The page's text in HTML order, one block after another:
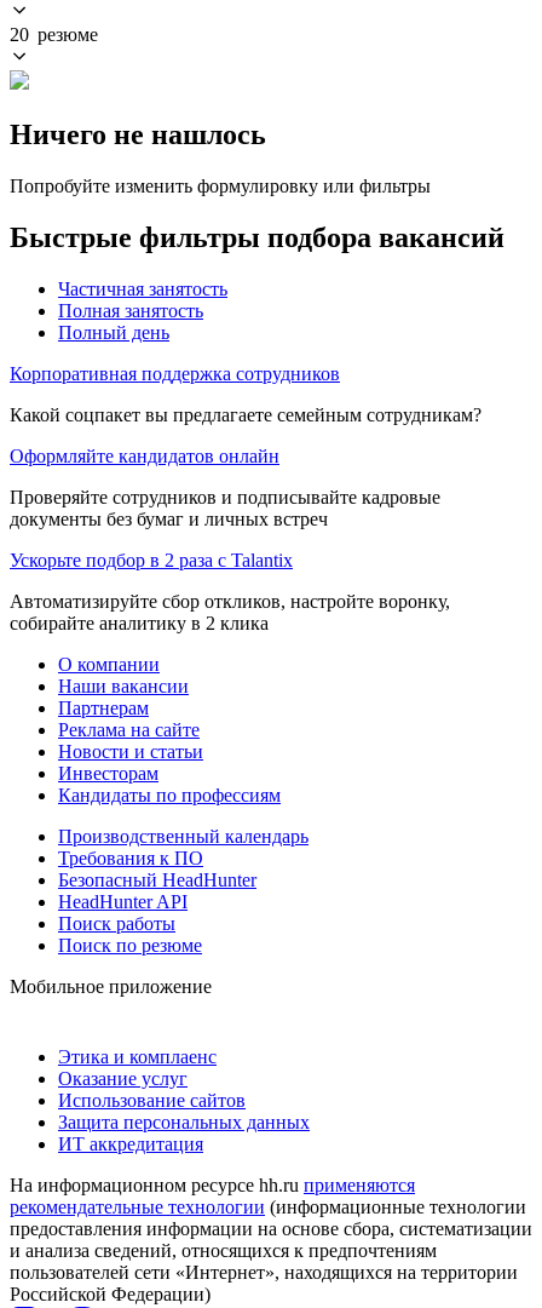
20 резюме
Ничего не нашлось
Попробуйте изменить формулировку или фильтры
Быстрые фильтры подбора вакансий
Частичная занятость
Полная занятость
Полный день
Корпоративная поддержка сотрудников
Какой соцпакет вы предлагаете семейным сотрудникам?
Оформляйте кандидатов онлайн
Проверяйте сотрудников и подписывайте кадровые
документы без бумаг и личных встреч
Ускорьте подбор в 2 раза с Talantix
Автоматизируйте сбор откликов, настройте воронку,
собирайте аналитику в 2 клика
О компании
Наши вакансии
Партнерам
Реклама на сайте
Новости и статьи
Инвесторам
Кандидаты по профессиям
Производственный календарь
Требования к ПО
Безопасный HeadHunter
HeadHunter API
Поиск работы
Поиск по резюме
Мобильное приложение
Этика и комплаенс
Оказание услуг
Использование сайтов
Защита персональных данных
ИТ аккредитация
На информационном ресурсе hh.ru применяются
рекомендательные технологии (информационные технологии
предоставления информации на основе сбора, систематизации
и анализа сведений, относящихся к предпочтениям
пользователей сети «Интернет», находящихся на территории
Российской Федерации)